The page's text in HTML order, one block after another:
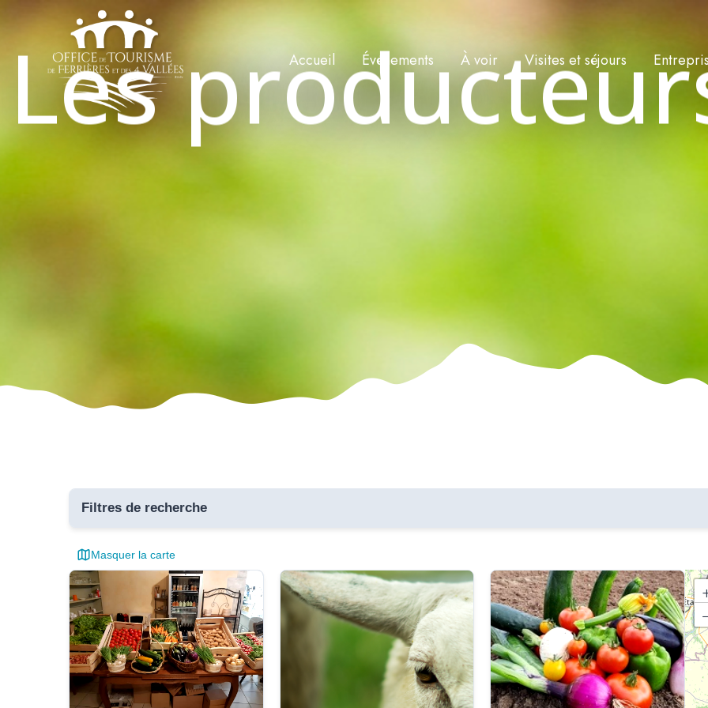
Accueil Événements À voir Visites et séjours
Les
Filtres de recherche
Masquer la carte